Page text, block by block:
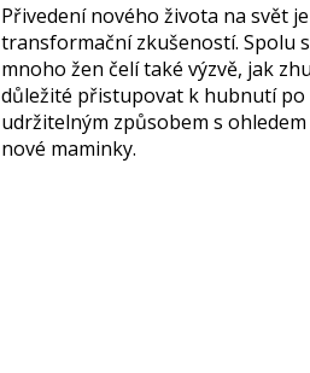
Přivedení nového života na svět
transformační zkušeností. Spolu
mnoho žen čelí také výzvě, jak
důležité přistupovat k hubnutí po
udržitelným způsobem s
nové maminky.